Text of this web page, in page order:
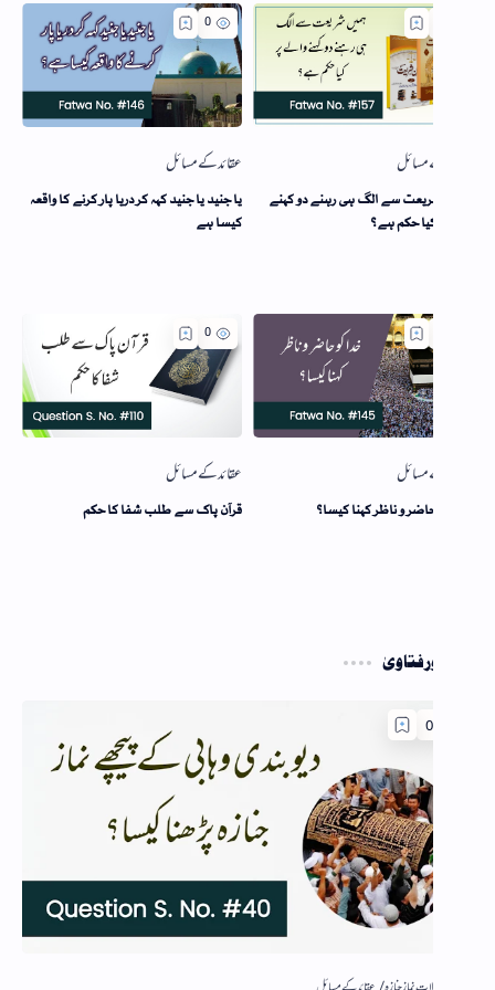
سے الگ ہی رہنے دو کہنے
حکم ہے؟
یا جنید یا جنید کہہ کر دریا پار کرنے کا واقعہ
و ناظر کہنا کیسا؟ قرآن پاک سے طلب شفا کا حکم